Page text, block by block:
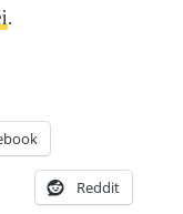
.
Reddit